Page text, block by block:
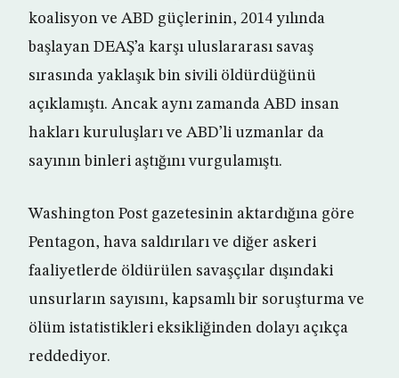
koalisyon ve ABD güçlerinin, 2014 yılında
başlayan DEAŞ’a karşı uluslararası savaş
sırasında yaklaşık bin sivili öldürdüğünü
açıklamıştı. Ancak aynı zamanda ABD insan
hakları kuruluşları ve ABD’li uzmanlar da
sayının binleri aştığını vurgulamıştı.
Washington Post gazetesinin aktardığına göre
Pentagon, hava saldırıları ve diğer askeri
faaliyetlerde öldürülen savaşçılar dışındaki
unsurların sayısını, kapsamlı bir soruşturma ve
ölüm istatistikleri eksikliğinden dolayı açıkça
reddediyor.